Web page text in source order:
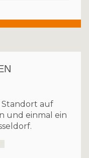
Standort auf
und einmal ein